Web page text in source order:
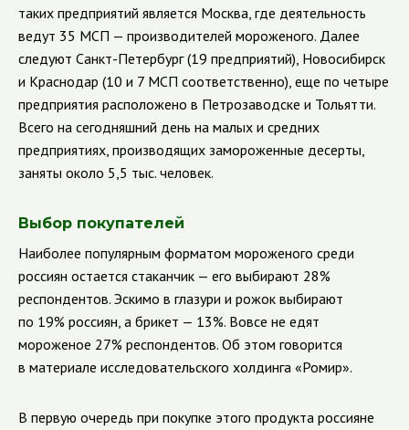
таких предприятий является Москва, где деятельность
ведут 35 МСП — производителей мороженого. Далее
следуют Санкт-Петербург (19 предприятий), Новосибирск
и Краснодар (10 и 7 МСП соответственно), еще по четыре
предприятия расположено в Петрозаводске и Тольятти.
Всего на сегодняшний день на малых и средних
предприятиях, производящих замороженные десерты,
заняты около 5,5 тыс. человек.
Выбор покупателей
Наиболее популярным форматом мороженого среди
россиян остается стаканчик — его выбирают 28%
респондентов. Эскимо в глазури и рожок выбирают
по 19% россиян, а брикет — 13%. Вовсе не едят
мороженое 27% респондентов. Об этом говорится
в материале исследовательского холдинга «Ромир».
В первую очередь при покупке этого продукта россияне